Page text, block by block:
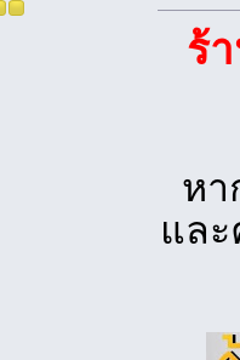
ร้
หา
แล